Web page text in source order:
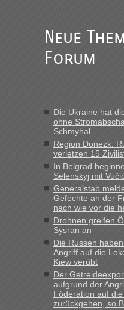
fast 11 Milliarden aufgedeckt
„Am besten wäre
Alleinreisende Männer
Milliarden aufgedeckt
„Kein Zoll. Du musst an
und du nicht damit
Originalverpackt ist und
keine Probleme geben“
Recht, Visa und
gebrauchter Kleidung beim
„Hallo Leute, ich weiß
Anfrage. Ich möchte 4
Straßen Kleidung bei der
mitnehmen. Es ist
Berichte und
Grenzübergang zwischen
schnellsten?
Neue
Forum
Die Ukraine hat
ohne
Schmyhal
Region Donezk:
verletzen 15
In Belgrad
Selenskyj mit
Generalstab
Gefechte an der
nach wie vor die
Drohnen greifen
Sysran an
Die Russen
Angriff auf die
Kiew verübt
Der
aufgrund der
Föderation auf
zurückgehen, so